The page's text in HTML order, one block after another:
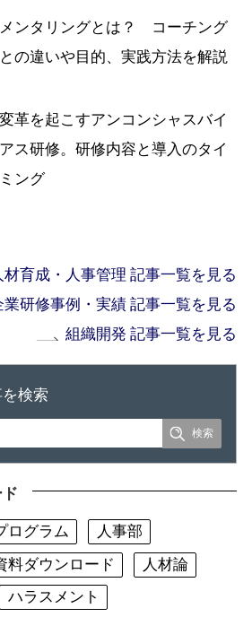
メンタリングとは？ コーチング
との違いや目的、実践方法を解説
変革を起こすアンコンシャスバイ
アス研修。研修内容と導入のタイ
ミング
材育成・人事管理 記事一覧を見る
業研修事例・実績 記事一覧を見る
組織開発 記事一覧を見る
検索
ログラム
人事部
料ダウンロード
人材論
ハラスメント